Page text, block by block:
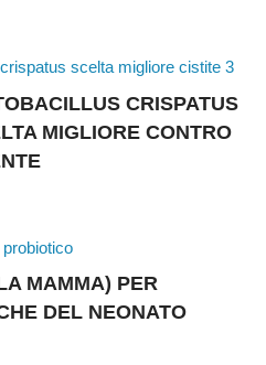
CRISPATUS
MIGLIORE CONTRO
MAMMA) PER
DEL NEONATO